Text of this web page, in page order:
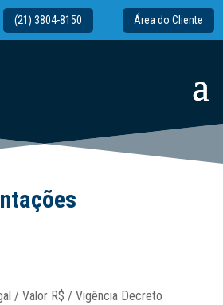
(21) 3804-8150 Área do Cliente
/ Valor R$ / Vigência Decreto